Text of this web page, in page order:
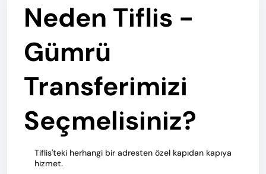
Neden Tiflis -
Gümrü
Transferimizi
Seçmelisiniz?
Tiflis'teki herhangi bir adresten özel kapıdan kapıya
hizmet.